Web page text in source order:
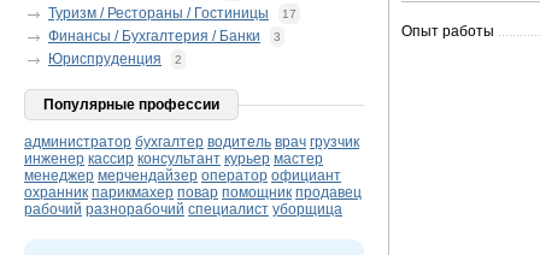
Туризм / Рестораны / Гостиницы 17
Финансы / Бухгалтерия / Банки 3
Юриспруденция 2
Популярные профессии
администратор бухгалтер водитель врач грузчик
инженер кассир консультант курьер мастер
менеджер мерчендайзер оператор официант
охранник парикмахер повар помощник продавец
рабочий разнорабочий специалист уборщица
Опыт работы